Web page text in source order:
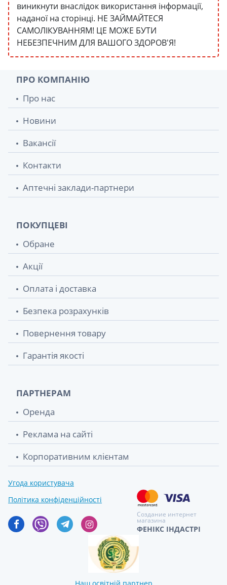
виникнути внаслідок використання інформації,
наданої на сторінці. НЕ ЗАЙМАЙТЕСЯ
САМОЛІКУВАННЯМ! ЦЕ МОЖЕ БУТИ
НЕБЕЗПЕЧНИМ ДЛЯ ВАШОГО ЗДОРОВ'Я!
ПРО КОМПАНІЮ
Про нас
Новини
Вакансії
Контакти
Аптечні заклади-партнери
ПОКУПЦЕВІ
Обране
Акції
Оплата і доставка
Безпека розрахунків
Повернення товару
Гарантія якості
ПАРТНЕРАМ
Оренда
Реклама на сайті
Корпоративним клієнтам
Угода користувача
Політика конфіденційності
Создание интернет
магазина
ФЕНІКС ІНДАСТРІ